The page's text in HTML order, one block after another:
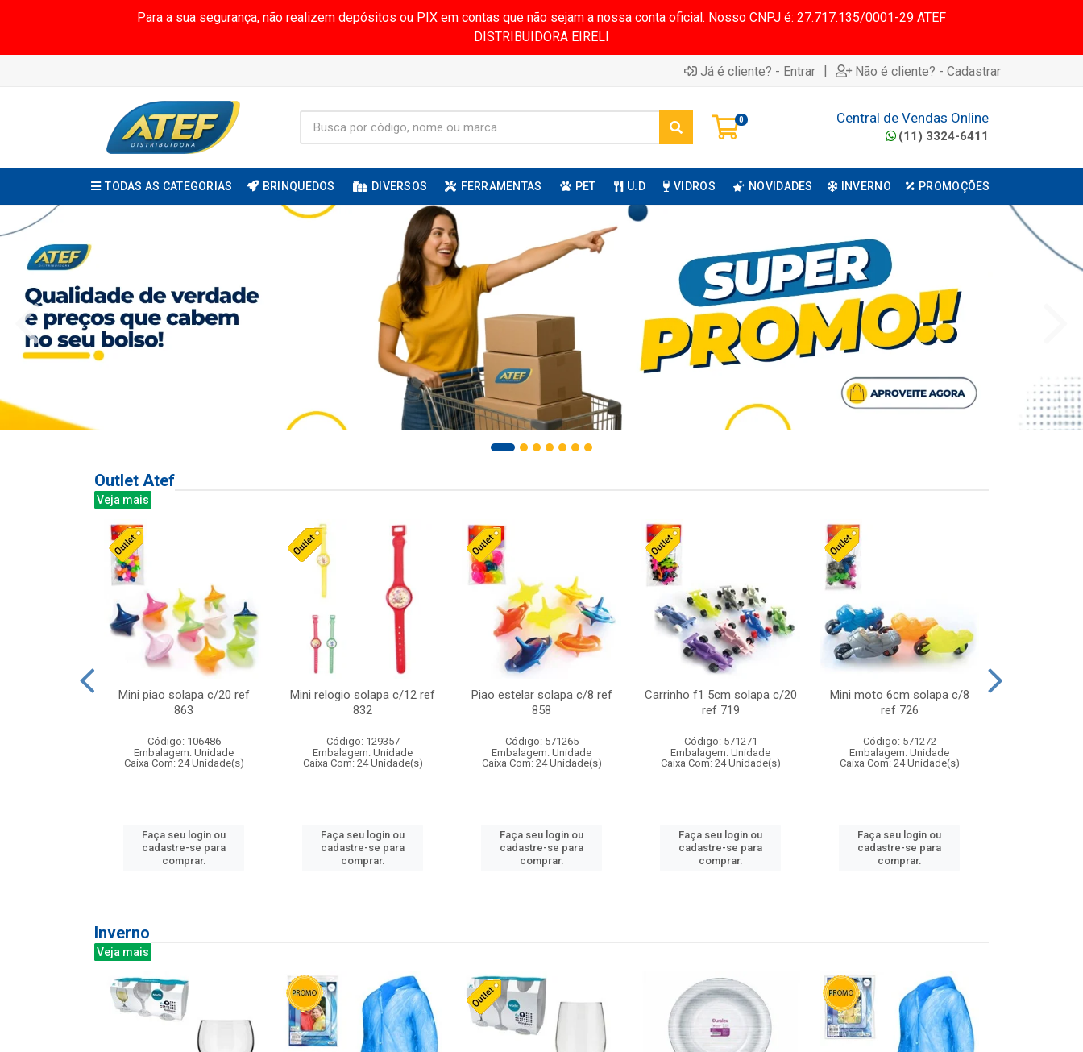
Para a sua segurança, não realizem depósitos ou PIX em contas que não sejam a nossa conta oficial. Nosso CNPJ é: 27.717.135/0001-29 ATEF
DISTRIBUIDORA EIRELI
Já é cliente? - Entrar | Não é cliente? - Cadastrar
0 Central de Vendas Online
(11) 3324-6411
TODAS AS CATEGORIAS BRINQUEDOS DIVERSOS FERRAMENTAS PET U.D VIDROS NOVIDADES INVERNO PROMOÇÕES
Outlet Atef
Veja mais
Mini piao solapa c/20 ref
863
Código: 106486
Embalagem: Unidade
Caixa Com: 24 Unidade(s)
Faça seu login ou
cadastre-se para
comprar.
Mini relogio solapa c/12 ref
832
Código: 129357
Embalagem: Unidade
Caixa Com: 24 Unidade(s)
Faça seu login ou
cadastre-se para
comprar.
Piao estelar solapa c/8 ref
858
Código: 571265
Embalagem: Unidade
Caixa Com: 24 Unidade(s)
Faça seu login ou
cadastre-se para
comprar.
Carrinho f1 5cm solapa c/20
ref 719
Código: 571271
Embalagem: Unidade
Caixa Com: 24 Unidade(s)
Faça seu login ou
cadastre-se para
comprar.
Mini moto 6cm solapa c/8
ref 726
Código: 571272
Embalagem: Unidade
Caixa Com: 24 Unidade(s)
Faça seu login ou
cadastre-se para
comprar.
Inverno
Veja mais